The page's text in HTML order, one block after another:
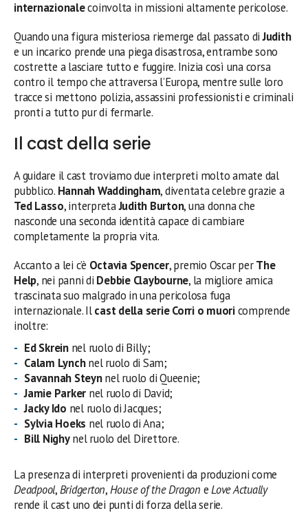
internazionalecoinvolta in missioni altamente pericolose.
Quando una figura misteriosa riemerge dal passato diJudith
e un incarico prende una piega disastrosa, entrambe sono
costrette a lasciare tutto e fuggire. Inizia così una corsa
contro il tempo che attraversa l’Europa, mentre sulle loro
tracce si mettono polizia, assassini professionisti e criminali
pronti a tutto pur di fermarle.
Il cast della serie
A guidare il cast troviamo due interpreti molto amate dal
pubblico. Hannah Waddingham, diventata celebre grazie a
Ted Lasso, interpretaJudith Burton, una donna che
nasconde una seconda identità capace di cambiare
completamente la propria vita.
Accanto a lei c’è Octavia Spencer, premio Oscar perThe
Help, nei panni di Debbie Claybourne, la migliore amica
trascinata suo malgrado in una pericolosa fuga
internazionale. Ilcast della serie Corri o muoricomprende
inoltre:
Ed Skreinnel ruolo di Billy;
Calam Lynchnel ruolo di Sam;
Savannah Steynnel ruolo di Queenie;
Jamie Parker nel ruolo di David;
Jacky Ido nel ruolo di Jacques;
Sylvia Hoeks nel ruolo di Ana;
Bill Nighynel ruolo del Direttore.
La presenza di interpreti provenienti da produzioni come
Deadpool,Bridgerton,House of the Dragon eLove Actually
rende il cast uno dei punti di forza della serie.